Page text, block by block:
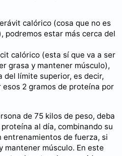
calórico (cosa que no es
estar más cerca del
calórico (esta sí que va a ser
grasa y mantener músculo),
del límite superior, es decir,
2 gramos de proteína por
de 75 kilos de peso, deba
al día, combinando su
de fuerza, si
mantener músculo. En este